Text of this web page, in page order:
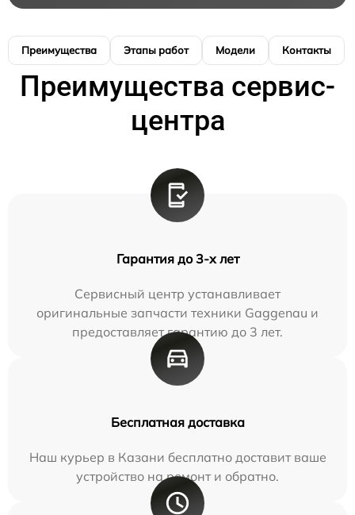
Преимущества Этапы работ Модели Контакты
Преимущества сервис-
центра
Гарантия до 3-х лет
Сервисный центр устанавливает
оригинальные запчасти техники Gaggenau и
предоставляет гарантию до 3 лет.
Бесплатная доставка
Наш курьер в Казани бесплатно доставит ваше
устройство на ремонт и обратно.